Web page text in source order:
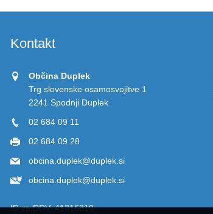
Kontakt
Občina Duplek
Trg slovenske osamosvojitve 1
2241 Spodnji Duplek
02 684 09 11
02 684 09 28
obcina.duplek@duplek.si
obcina.duplek@duplek.si
ID za DDV: 41316819